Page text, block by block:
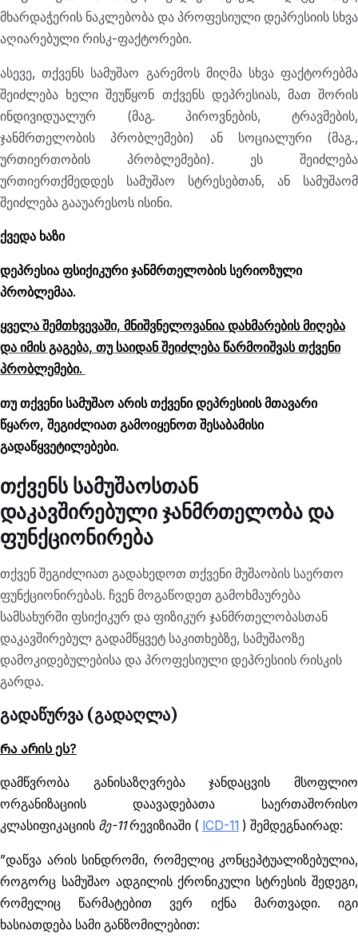
მხარდაჭერის ნაკლებობა და პროფესიული დეპრესიის სხვა
აღიარებული რისკ-ფაქტორები.
ასევე, თქვენს სამუშაო გარემოს მიღმა სხვა ფაქტორებმა
შეიძლება ხელი შეუწყონ თქვენს დეპრესიას, მათ შორის
ინდივიდუალურ (მაგ. პიროვნების, ტრავმების,
ჯანმრთელობის პრობლემები) ან სოციალური (მაგ.,
ურთიერთობის პრობლემები). ეს შეიძლება
ურთიერთქმედდეს სამუშაო სტრესებთან, ან სამუშაომ
შეიძლება გააუარესოს ისინი.
ქვედა ხაზი
დეპრესია ფსიქიკური ჯანმრთელობის სერიოზული
პრობლემაა.
ყველა შემთხვევაში, მნიშვნელოვანია დახმარების მიღება
და იმის გაგება, თუ საიდან შეიძლება წარმოიშვას თქვენი
პრობლემები.
თუ თქვენი სამუშაო არის თქვენი დეპრესიის მთავარი
წყარო, შეგიძლიათ გამოიყენოთ შესაბამისი
გადაწყვეტილებები.
თქვენს სამუშაოსთან
დაკავშირებული ჯანმრთელობა და
ფუნქციონირება
თქვენ შეგიძლიათ გადახედოთ თქვენი მუშაობის საერთო
ფუნქციონირებას. ჩვენ მოგაწოდეთ გამოხმაურება
სამსახურში ფსიქიკურ და ფიზიკურ ჯანმრთელობასთან
დაკავშირებულ გადამწყვეტ საკითხებზე, სამუშაოზე
დამოკიდებულებისა და პროფესიული დეპრესიის რისკის
გარდა.
გადაწურვა (გადაღლა)
Რა არის ეს?
დამწვრობა განისაზღვრება ჯანდაცვის მსოფლიო
ორგანიზაციის დაავადებათა საერთაშორისო
კლასიფიკაციის მე-11რევიზიაში ( ICD-11 ) შემდეგნაირად:
”დაწვა არის სინდრომი, რომელიც კონცეპტუალიზებულია,
როგორც სამუშაო ადგილის ქრონიკული სტრესის შედეგი,
რომელიც წარმატებით ვერ იქნა მართვადი. იგი
ხასიათდება სამი განზომილებით: